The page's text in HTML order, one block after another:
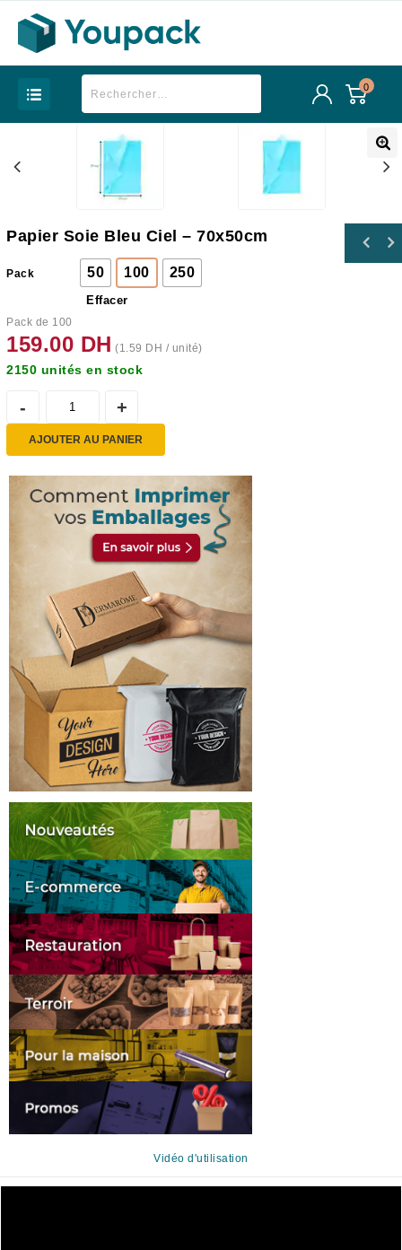
0
Papier Soie Bleu Ciel – 70x50cm
Pack 50 100 250
Effacer
Pack de 100
159.00 DH (1.59 DH / unité)
2150 unités en stock
AJOUTER AU PANIER
Vidéo d'utilisation